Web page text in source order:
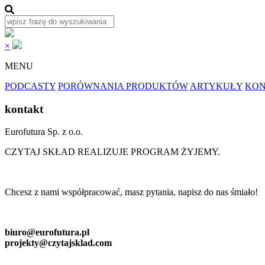
×
MENU
PODCASTY PORÓWNANIA PRODUKTÓW ARTYKUŁY
kontakt
Eurofutura Sp. z o.o.
CZYTAJ SKŁAD REALIZUJE PROGRAM ŻYJEMY.
Chcesz z nami współpracować, masz pytania, napisz do nas śmiało!
biuro@eurofutura.pl
projekty@czytajsklad.com